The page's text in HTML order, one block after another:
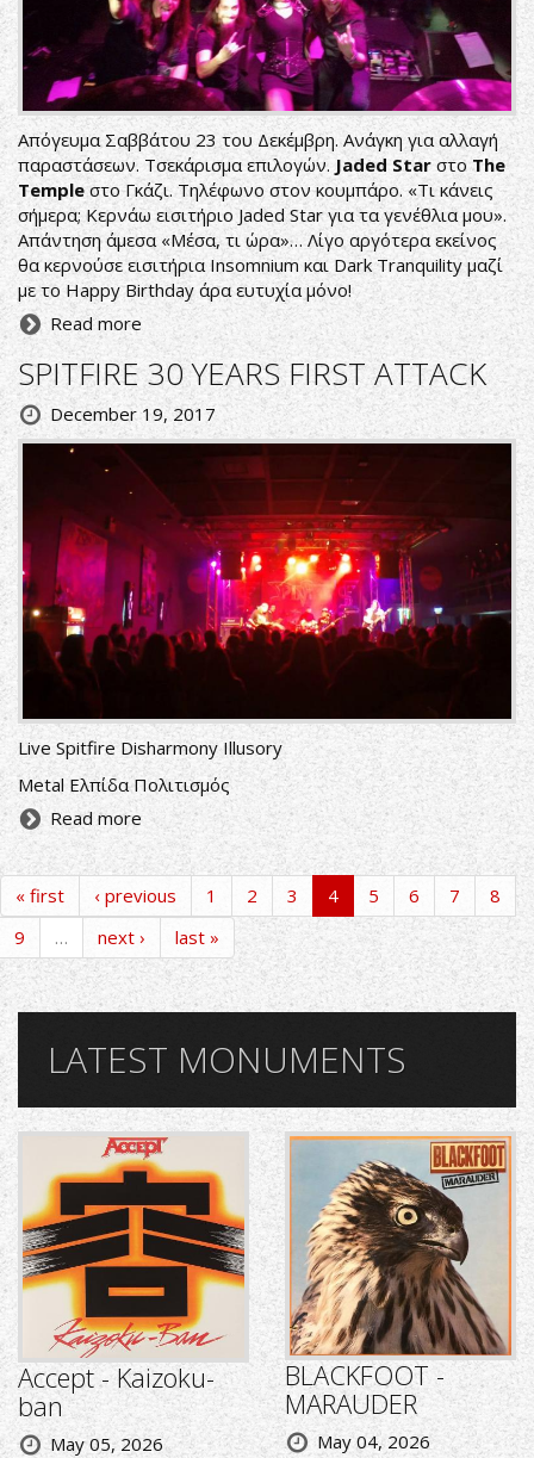
Απόγευμα Σαββάτου 23 του Δεκέμβρη. Ανάγκη για αλλαγή
παραστάσεων. Τσεκάρισμα επιλογών. Jaded Star στο The
Temple στο Γκάζι. Τηλέφωνο στον κουμπάρο. «Τι κάνεις
σήμερα; Κερνάω εισιτήριο Jaded Star για τα γενέθλια μου».
Απάντηση άμεσα «Μέσα, τι ώρα»… Λίγο αργότερα εκείνος
θα κερνούσε εισιτήρια Insomnium και Dark Tranquility μαζί
με το Happy Birthday άρα ευτυχία μόνο!
Read more
SPITFIRE 30 YEARS FIRST ATTACK
December 19, 2017
Live Spitfire Disharmony Illusory
Metal Ελπίδα Πολιτισμός
Read more
« first ‹ previous 1 2 3 4 5 6 7
8
9
… next › last »
LATEST MONUMENTS
Accept - Kaizoku-
ban
May 05, 2026
BLACKFOOT -
MARAUDER
May 04, 2026